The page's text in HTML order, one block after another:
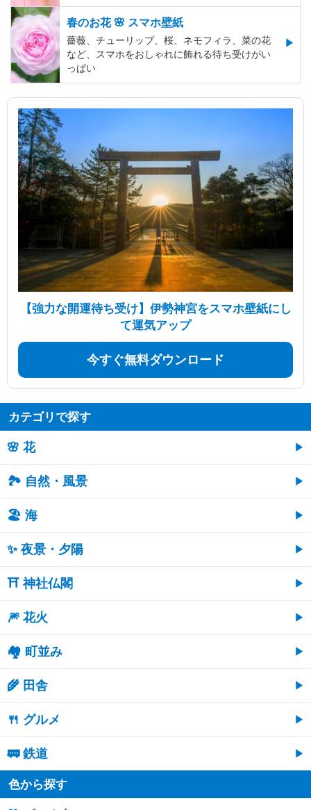
春のお花 🌸 スマホ壁紙
薔薇、チューリップ、桜、ネモフィラ、菜の花
など、スマホをおしゃれに飾れる待ち受けがい
っぱい
【強力な開運待ち受け】伊勢神宮をスマホ壁紙にし
て運気アップ
今すぐ無料ダウンロード
カテゴリで探す
🌸 花
🏞️ 自然・風景
🏖 海
✨ 夜景・夕陽
⛩ 神社仏閣
🎆 花火
🏘 町並み
🌾 田舎
🍴 グルメ
🚃 鉄道
色から探す